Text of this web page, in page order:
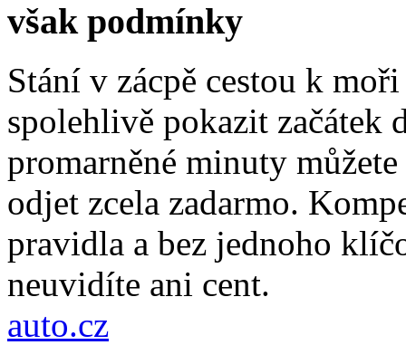
však podmínky
Stání v zácpě cestou k
spolehlivě pokazit začátek
promarněné minuty
odjet zcela zadarmo.
pravidla a bez jednoho
neuvidíte ani cent.
auto.cz